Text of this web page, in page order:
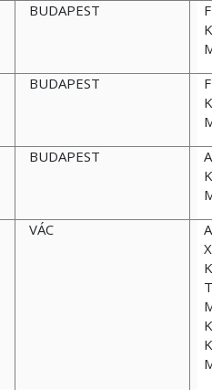
BUDAPEST
BUDAPEST
BUDAPEST
VÁC